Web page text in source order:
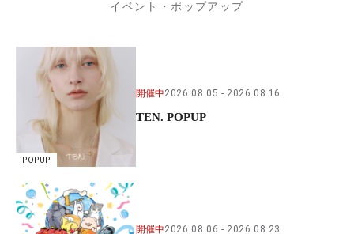
イベント・ポップアップ
POPUP
開催中2026.08.05 2026.08.16
TEN. POPUP
開催中2026.08.06 2026.08.23